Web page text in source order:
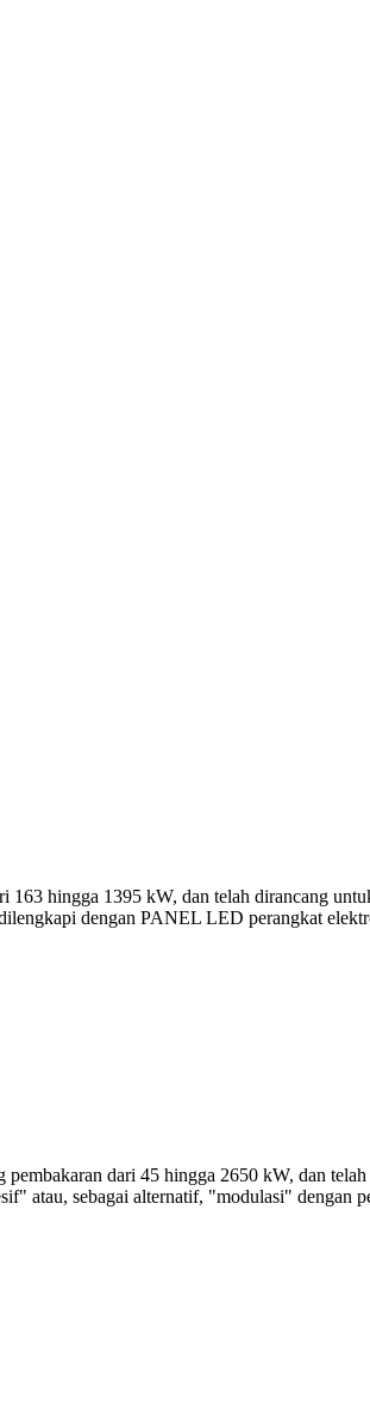
hingga 1395 kW, dan telah dirancang
dengan PANEL LED perangkat
dari 45 hingga 2650 kW, dan telah
atau, sebagai alternatif, "modulasi" dengan